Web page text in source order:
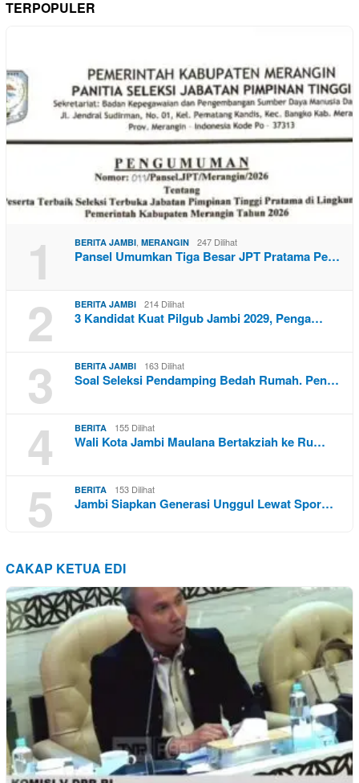
TERPOPULER
1 BERITA JAMBI MERANGIN 247 Dilihat
Pansel Umumkan Tiga Besar JPT Pratama Pe…
2 BERITA JAMBI 214 Dilihat
3 Kandidat Kuat Pilgub Jambi 2029, Penga…
3 BERITA JAMBI 163 Dilihat
Soal Seleksi Pendamping Bedah Rumah. Pen…
4 BERITA 155 Dilihat
Wali Kota Jambi Maulana Bertakziah ke Ru…
5 BERITA 153 Dilihat
Jambi Siapkan Generasi Unggul Lewat Spor…
CAKAP KETUA EDI